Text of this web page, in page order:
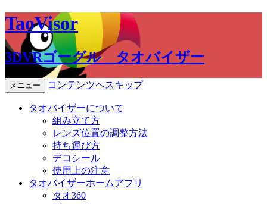
TaoVisor
3DVRゴーグル タオバイザー
メニュー コンテンツへスキップ
タオバイザーについて
組み立て方
レンズ位置の調整方法
持ち運び方
デコシール
使用上の注意
タオバイザーホームアプリ
タオ360